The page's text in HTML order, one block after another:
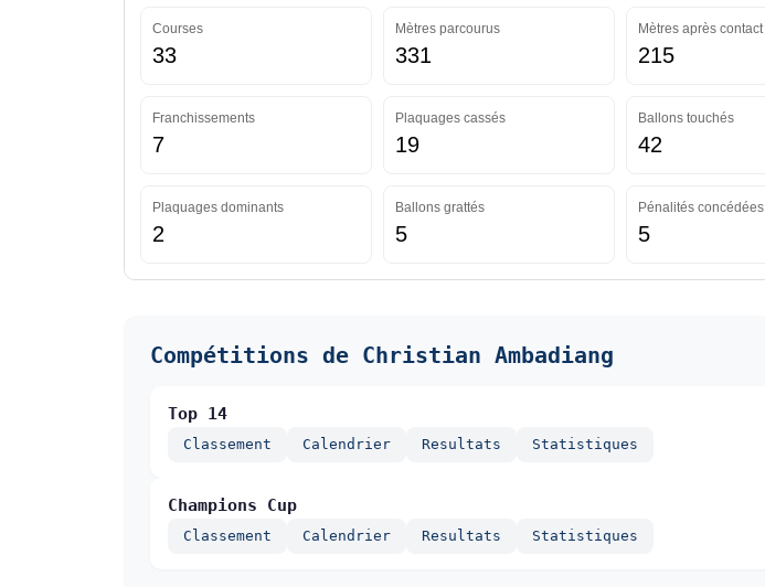
Courses
33
Mètres parcourus
331
Mètres après contact
215
Franchissements
7
Plaquages cassés
19
Ballons touchés
42
Plaquages dominants
2
Ballons grattés
5
Pénalités concédées
5
Compétitions de Christian Ambadiang
Top 14
Classement Calendrier Resultats Statistiques
Champions Cup
Classement Calendrier Resultats Statistiques